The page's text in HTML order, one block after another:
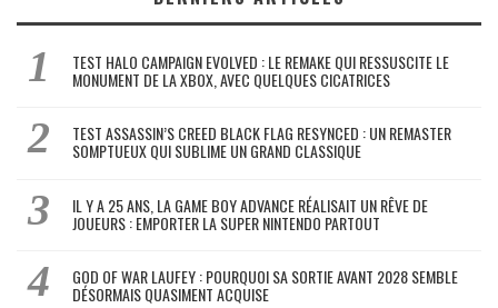
TEST HALO CAMPAIGN EVOLVED : LE REMAKE QUI RESSUSCITE LE
MONUMENT DE LA XBOX, AVEC QUELQUES CICATRICES
TEST ASSASSIN’S CREED BLACK FLAG RESYNCED : UN REMASTER
SOMPTUEUX QUI SUBLIME UN GRAND CLASSIQUE
IL Y A 25 ANS, LA GAME BOY ADVANCE RÉALISAIT UN RÊVE DE
JOUEURS : EMPORTER LA SUPER NINTENDO PARTOUT
GOD OF WAR LAUFEY : POURQUOI SA SORTIE AVANT 2028 SEMBLE
DÉSORMAIS QUASIMENT ACQUISE